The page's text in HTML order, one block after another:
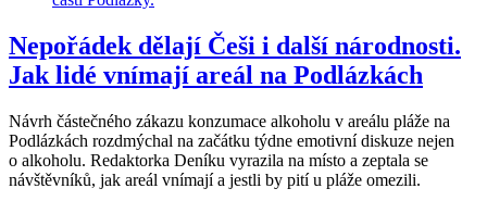
Nepořádek dělají Češi i další národnosti.
Jak lidé vnímají areál na Podlázkách
Návrh částečného zákazu konzumace alkoholu v areálu pláže na
Podlázkách rozdmýchal na začátku týdne emotivní diskuze nejen
o alkoholu. Redaktorka Deníku vyrazila na místo a zeptala se
návštěvníků, jak areál vnímají a jestli by pití u pláže omezili.